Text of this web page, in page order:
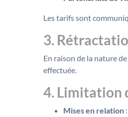
Les tarifs sont
3.
En raison de la nature
effectuée.
4. Limitation
Mises en relation